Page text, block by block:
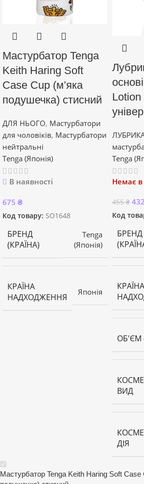
Мастурбатор Tenga
Keith Haring Soft
Case Cup (м’яка
подушечка) стисний
ДЛЯ НЬОГО, Мастурбатори
для чоловіків, Мастурбатори
нейтральні
Tenga (Японія)
В наявності
675 ₴
Код товару: SO1648
БРЕНД
(КРАЇНА)
Tenga
(Японія)
КРАЇНА
НАДХОДЖЕННЯ
Японія
Tenga
Немає в
455₴ 432
Код
БРЕНД
КРАЇНА
ОБ'ЄМ
ВИД
ДІЯ
Мастурбатор Tenga Keith Haring Soft Case